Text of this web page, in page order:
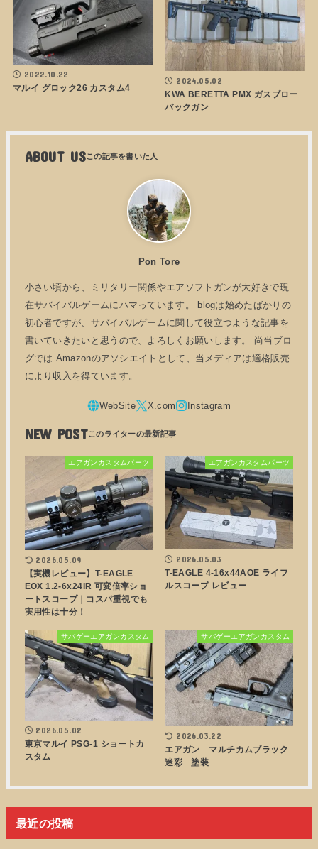
2022.10.22
マルイ グロック26 カスタム4
2024.05.02
KWA BERETTA PMX ガスブロー
バックガン
ABOUT US
Pon Tore
小さい頃から、ミリタリー関係やエアソフトガンが大好きで現
在サバイバルゲームにハマっています。 blogは始めたばかりの
初心者ですが、サバイバルゲームに関して役立つような記事を
書いていきたいと思うので、よろしくお願いします。 尚当ブロ
グでは Amazonのアソシエイトとして、当メディアは適格販売
により収入を得ています。
NEW POST
エアガンカスタムパーツ
2026.05.09
【実機レビュー】T-EAGLE
EOX 1.2-6x24IR 可変倍率ショ
ートスコープ｜コスパ重視でも
実用性は十分！
エアガンカスタムパーツ
2026.05.03
T-EAGLE 4-16x44AOE ライフ
ルスコープ レビュー
サバゲーエアガンカスタム
2026.05.02
東京マルイ PSG-1 ショートカ
スタム
サバゲーエアガンカスタム
2026.03.22
エアガン マルチカムブラック
迷彩 塗装
最近の投稿